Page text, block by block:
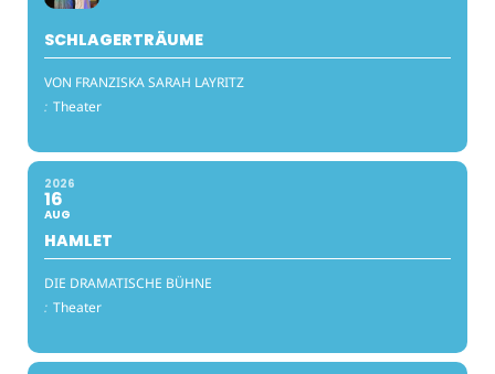
SCHLAGERTRÄUME
VON FRANZISKA SARAH LAYRITZ
: Theater
2026
16
AUG
HAMLET
DIE DRAMATISCHE BÜHNE
: Theater